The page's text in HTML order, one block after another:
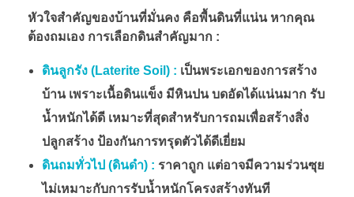
หัวใจสำคัญของบ้านที่มั่นคง คือพื้นดินที่แน่น หากคุณ
ต้องถมเอง การเลือกดินสำคัญมาก :
ดินลูกรัง (Laterite Soil) : เป็นพระเอกของการสร้าง
บ้าน เพราะเนื้อดินแข็ง มีหินปน บดอัดได้แน่นมาก รับ
น้ำหนักได้ดี เหมาะที่สุดสำหรับการถมเพื่อสร้างสิ่ง
ปลูกสร้าง ป้องกันการทรุดตัวได้ดีเยี่ยม
ดินถมทั่วไป (ดินดำ) : ราคาถูก แต่อาจมีความร่วนซุย
ไม่เหมาะกับการรับน้ำหนักโครงสร้างทันที